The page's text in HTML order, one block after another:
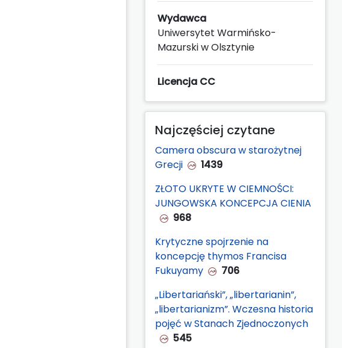
Wydawca
Uniwersytet Warmińsko-
Mazurski w Olsztynie
Licencja CC
Najczęściej czytane
Camera obscura w starożytnej
Grecji
1439
ZŁOTO UKRYTE W CIEMNOŚCI:
JUNGOWSKA KONCEPCJA CIENIA
968
Krytyczne spojrzenie na
koncepcję thymos Francisa
Fukuyamy
706
„Libertariański”, „libertarianin”,
„libertarianizm”. Wczesna historia
pojęć w Stanach Zjednoczonych
545